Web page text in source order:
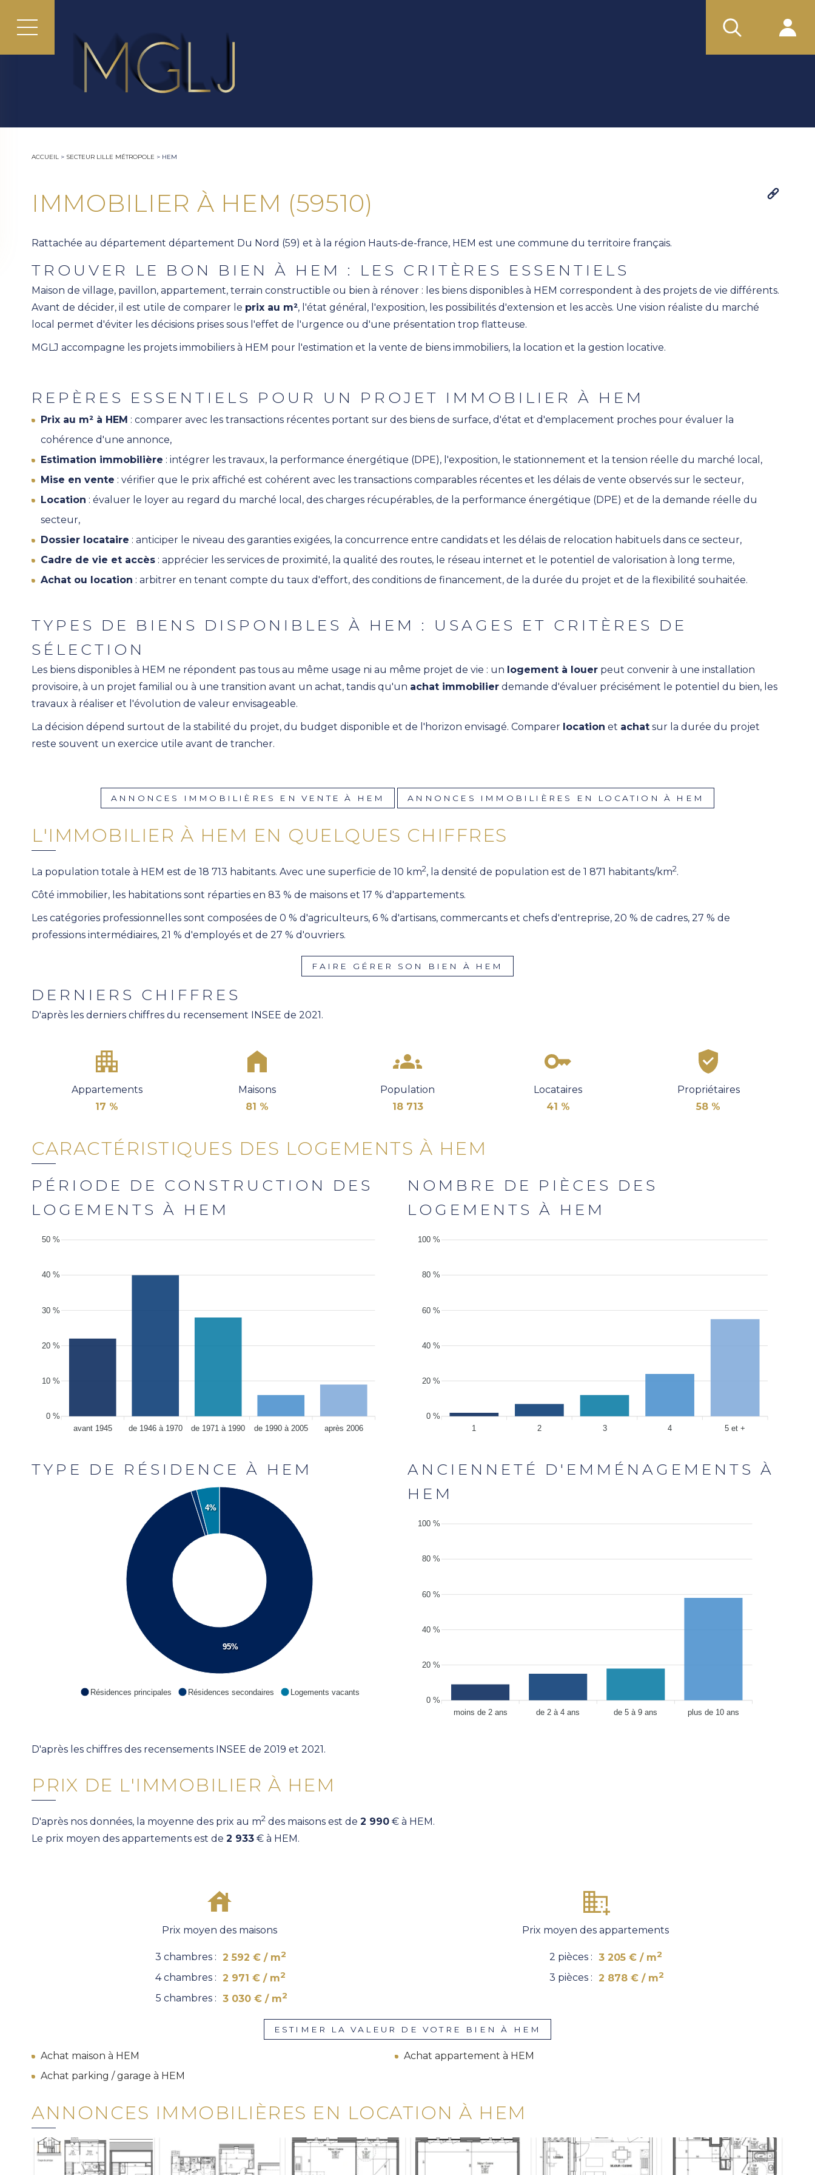
ACCUEIL > SECTEUR LILLE MÉTROPOLE > HEM
IMMOBILIER À HEM (59510)
Rattachée au département département Du Nord (59) et à la région Hauts-de-france, HEM est une commune du territoire français.
TROUVER LE BON BIEN À HEM : LES CRITÈRES ESSENTIELS
Maison de village, pavillon, appartement, terrain constructible ou bien à rénover : les biens disponibles à HEM correspondent à des projets de vie différents.
Avant de décider, il est utile de comparer le prix au m², l'état général, l'exposition, les possibilités d'extension et les accès. Une vision réaliste du marché
local permet d'éviter les décisions prises sous l'effet de l'urgence ou d'une présentation trop flatteuse.
MGLJ accompagne les projets immobiliers à HEM pour l'estimation et la vente de biens immobiliers, la location et la gestion locative.
REPÈRES ESSENTIELS POUR UN PROJET IMMOBILIER À HEM
Prix au m² à HEM : comparer avec les transactions récentes portant sur des biens de surface, d'état et d'emplacement proches pour évaluer la
cohérence d'une annonce,
Estimation immobilière : intégrer les travaux, la performance énergétique (DPE), l'exposition, le stationnement et la tension réelle du marché local,
Mise en vente : vérifier que le prix affiché est cohérent avec les transactions comparables récentes et les délais de vente observés sur le secteur,
Location : évaluer le loyer au regard du marché local, des charges récupérables, de la performance énergétique (DPE) et de la demande réelle du
secteur,
Dossier locataire : anticiper le niveau des garanties exigées, la concurrence entre candidats et les délais de relocation habituels dans ce secteur,
Cadre de vie et accès : apprécier les services de proximité, la qualité des routes, le réseau internet et le potentiel de valorisation à long terme,
Achat ou location : arbitrer en tenant compte du taux d'effort, des conditions de financement, de la durée du projet et de la flexibilité souhaitée.
TYPES DE BIENS DISPONIBLES À HEM : USAGES ET CRITÈRES DE
SÉLECTION
Les biens disponibles à HEM ne répondent pas tous au même usage ni au même projet de vie : un logement à louer peut convenir à une installation
provisoire, à un projet familial ou à une transition avant un achat, tandis qu'un achat immobilier demande d'évaluer précisément le potentiel du bien, les
travaux à réaliser et l'évolution de valeur envisageable.
La décision dépend surtout de la stabilité du projet, du budget disponible et de l'horizon envisagé. Comparer location et achat sur la durée du projet
reste souvent un exercice utile avant de trancher.
ANNONCES IMMOBILIÈRES EN VENTE À HEM ANNONCES IMMOBILIÈRES EN LOCATION À HEM
L'IMMOBILIER À HEM EN QUELQUES CHIFFRES
La population totale à HEM est de 18 713 habitants. Avec une superficie de 10 km2, la densité de population est de 1 871 habitants/km2.
Côté immobilier, les habitations sont réparties en 83 % de maisons et 17 % d'appartements.
Les catégories professionnelles sont composées de 0 % d'agriculteurs, 6 % d'artisans, commercants et chefs d'entreprise, 20 % de cadres, 27 % de
professions intermédiaires, 21 % d'employés et de 27 % d'ouvriers.
FAIRE GÉRER SON BIEN À HEM
DERNIERS CHIFFRES
D'après les derniers chiffres du recensement INSEE de 2021.
Appartements
17 %
Maisons
81 %
Population
18 713
Locataires
41 %
Propriétaires
58 %
CARACTÉRISTIQUES DES LOGEMENTS À HEM
PÉRIODE DE CONSTRUCTION DES
LOGEMENTS À HEM
50 %
40 %
30 %
20 %
10 %
0 %
avant 1945
de 1946 à 1970 de 1971 à 1990 de 1990 à 2005 après 2006
NOMBRE DE PIÈCES DES
LOGEMENTS À HEM
100 %
80 %
60 %
40 %
20 %
0 %
1
2 3 4 5 et +
TYPE DE RÉSIDENCE À HEM
95%
4%
Résidences principales Résidences secondaires Logements vacants
ANCIENNETÉ D'EMMÉNAGEMENTS À
HEM
100 %
80 %
60 %
40 %
20 %
0 %
moins de 2 ans
de 2 à 4 ans de 5 à 9 ans plus de 10 ans
D'après les chiffres des recensements INSEE de 2019 et 2021.
PRIX DE L'IMMOBILIER À HEM
D'après nos données, la moyenne des prix au m2 des maisons est de 2 990 € à HEM.
Le prix moyen des appartements est de 2 933 € à HEM.
Prix moyen des maisons
3 chambres : 2 592 € / m2
4 chambres : 2 971 € / m2
5 chambres : 3 030 € / m2
Prix moyen des appartements
2 pièces : 3 205 € / m2
3 pièces : 2 878 € / m2
ESTIMER LA VALEUR DE VOTRE BIEN À HEM
Achat maison à HEM
Achat appartement à HEM
Achat parking / garage à HEM
ANNONCES IMMOBILIÈRES EN LOCATION À HEM